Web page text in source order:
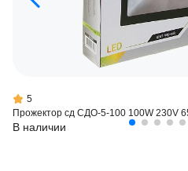
5
Прожектор сд СДО-5-100 100W 230V
В наличии